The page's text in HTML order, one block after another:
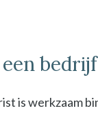
is werkzaam